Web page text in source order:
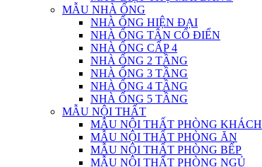
MẪU NHÀ ỐNG
NHÀ ỐNG HIỆN ĐẠI
NHÀ ỐNG TÂN CỔ ĐIỂN
NHÀ ỐNG CẤP 4
NHÀ ỐNG 2 TẦNG
NHÀ ỐNG 3 TẦNG
NHÀ ỐNG 4 TẦNG
NHÀ ỐNG 5 TẦNG
MẪU NỘI THẤT
MẪU NỘI THẤT PHÒNG KHÁCH
MẪU NỘI THẤT PHÒNG ĂN
MẪU NỘI THẤT PHÒNG BẾP
MẪU NỘI THẤT PHÒNG NGỦ